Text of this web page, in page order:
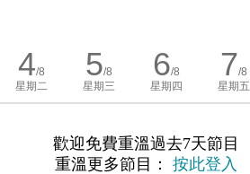
4/8
星期二
5/8
星期三
6/8
星期四
7/8
星期五
歡迎免費重溫過去7天節目
重溫更多節目： 按此登入